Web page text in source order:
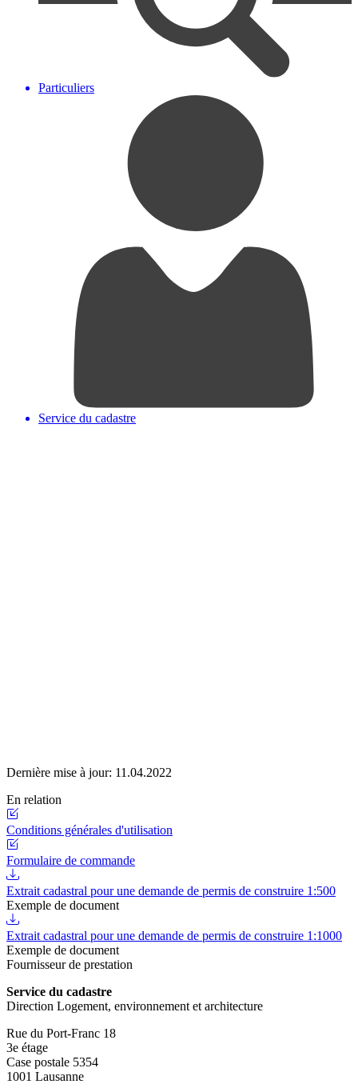
Particuliers
Service du cadastre
Dernière mise à jour: 11.04.2022
En relation
Conditions générales d'utilisation
Formulaire de commande
Extrait cadastral pour une demande de permis de construire 1:500
Exemple de document
Extrait cadastral pour une demande de permis de construire 1:1000
Exemple de document
Fournisseur de prestation
Service du cadastre
Direction Logement, environnement et architecture
Rue du Port-Franc 18
3e étage
Case postale 5354
1001 Lausanne